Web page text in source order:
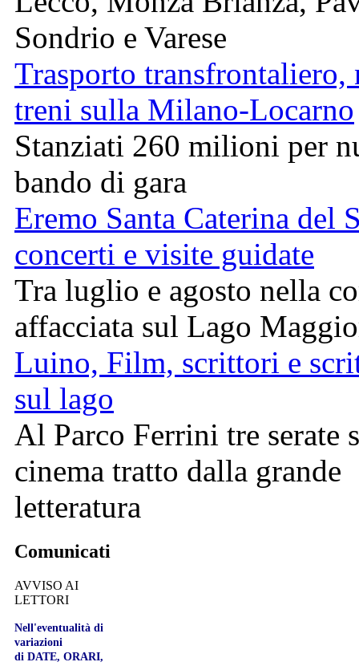
Sondrio e Varese
Trasporto transfrontaliero,
treni sulla Milano-Locarno
Stanziati 260 milioni per
bando di gara
Eremo Santa Caterina del
concerti e visite guidate
Tra luglio e agosto nella
affacciata sul Lago
Luino, Film, scrittori e
sul lago
Al Parco Ferrini tre serate
cinema tratto dalla grande
letteratura
Comunicati
AVVISO AI
LETTORI
Nell'eventualità di
variazioni
di DATE, ORARI,